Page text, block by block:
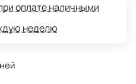
оплате наличными
неделю